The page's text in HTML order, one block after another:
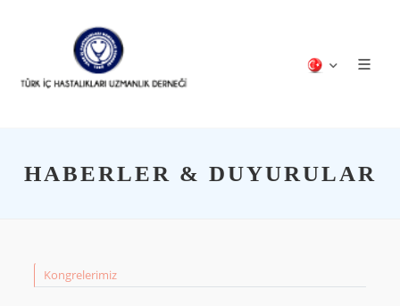
HABERLER & DUYURULAR
Kongrelerimiz